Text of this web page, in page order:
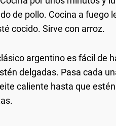
de pollo. Cocina a fuego
cocido. Sirve con arroz.
argentino es fácil de
delgadas. Pasa cada
caliente hasta que